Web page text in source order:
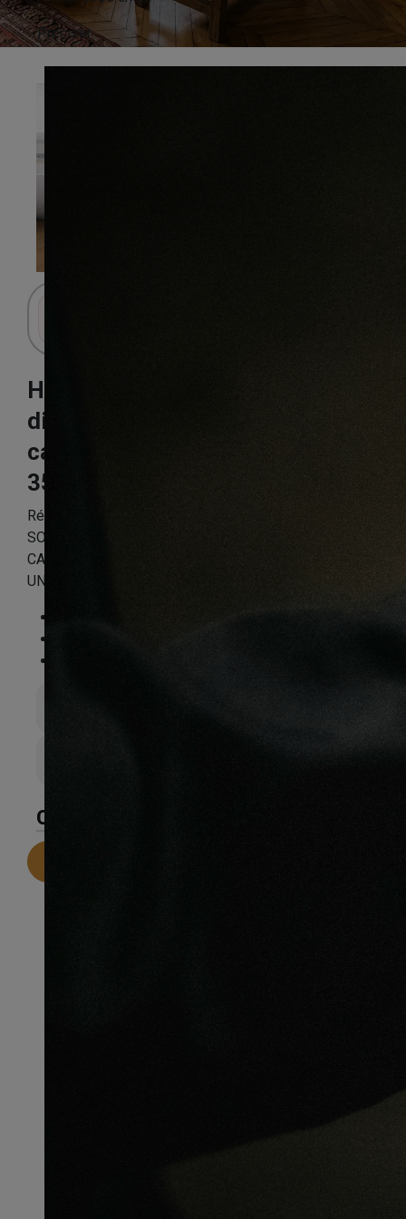
Préciser
Haro chêne
disano aqua pl
campagne trame
35.85m²
Référence:
SOL DISANO AQUA PL A L’ANCIENNE CHENE
CAMPAGNE TRAME 4V LOT DE 35,85 M2
UNIQUEMENT VISIBLE A PANTIN
CARACTÉRISTIQUES